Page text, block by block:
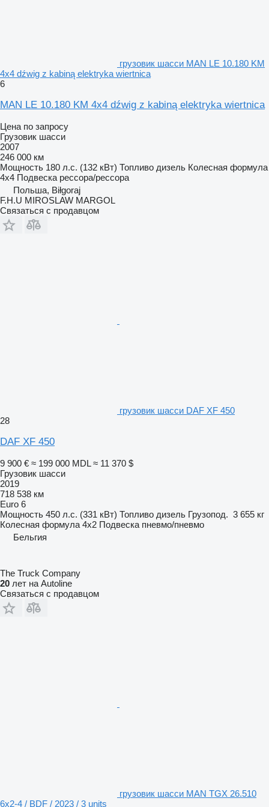
грузовик шасси MAN LE 10.180 KM
4x4 dźwig z kabiną elektryka wiertnica
6
MAN LE 10.180 KM 4x4 dźwig z kabiną elektryka wiertnica
Цена по запросу
Грузовик шасси
2007
246 000 км
Мощность 180 л.с. (132 кВт) Топливо дизель Колесная формула
4x4 Подвеска рессора/рессора
Польша, Biłgoraj
F.H.U MIROSLAW MARGOL
Связаться с продавцом
грузовик шасси DAF XF 450
28
DAF XF 450
9 900 € ≈ 199 000 MDL ≈ 11 370 $
Грузовик шасси
2019
718 538 км
Euro 6
Мощность 450 л.с. (331 кВт) Топливо дизель Грузопод. 3 655 кг
Колесная формула 4x2 Подвеска пневмо/пневмо
Бельгия
The Truck Company
20 лет на Autoline
Связаться с продавцом
грузовик шасси MAN TGX 26.510
6x2-4 / BDF / 2023 / 3 units